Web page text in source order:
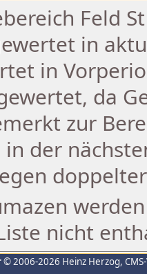
Feld
in
in
da
zur
in der
nicht
© 2006-2026 Heinz Herzog,